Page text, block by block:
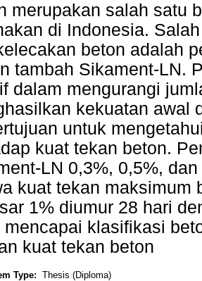
merupakan salah satu
di Indonesia.
beton adalah
tambah Sikament-LN.
dalam mengurangi
kekuatan awal
untuk
kuat tekan beton.
LN 0,3%, 0,5%,
kuat tekan maksimum
1% diumur 28 hari
mencapai klasifikasi
kuat tekan beton
Type:
Thesis (Diploma)